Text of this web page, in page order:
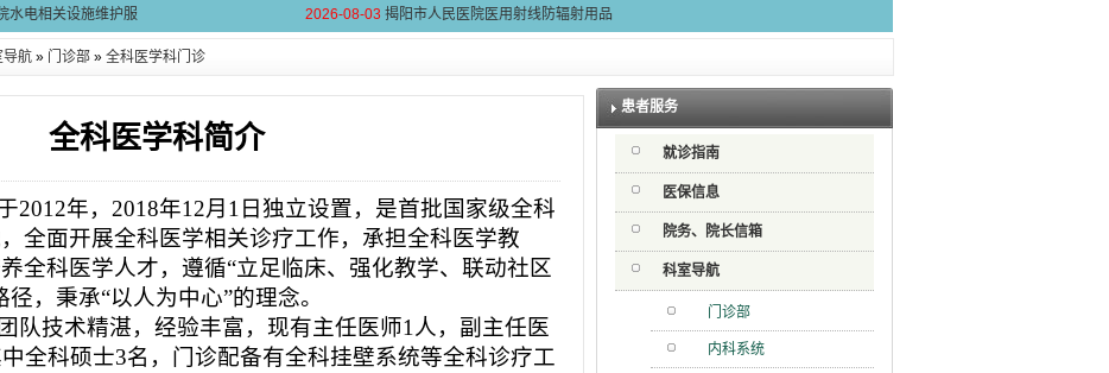
水电相关设施维护服 2026-08-03 揭阳市人民医院医用射线防辐射用品
分论坛精彩收官
揭阳市人民医院再添2个中山一院专
揭阳市人民医院对接AI-HR省级检验
水电相关设施维护服
揭阳市人民医院医用射线防辐射用品
前沿！首届榕江医学
分论坛精彩收官 2026-07-31 学术聚力促提升｜肿瘤分论坛赋能区
运动健康分论坛助 2026-07-31 揭阳市人民医院再添2个中山一院专
导航 » 门诊部 » 全科医学科门诊
全科医学科简介
2012年，2018年12月1日独立设置，是首批国家级全科
全面开展全科医学相关诊疗工作，承担全科医学教
全科医学人才，遵循“立足临床、强化教学、联动社区
，秉承“以人为中心”的理念。
队技术精湛，经验丰富，现有主任医师1人，副主任医
全科硕士3名，门诊配备有全科挂壁系统等全科诊疗工
患者服务
就诊指南
医保信息
院务、院长信箱
科室导航
门诊部
内科系统